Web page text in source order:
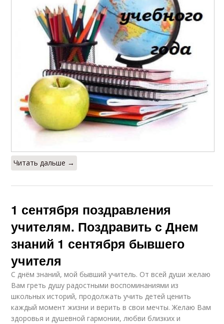
Читать дальше →
1 сентября поздравления
учителям. Поздравить с Днем
знаний 1 сентября бывшего
учителя
С днём знаний, мой бывший учитель. От всей души желаю
Вам греть душу радостными воспоминаниями из
школьных историй, продолжать учить детей ценить
каждый момент жизни и верить в свои мечты. Желаю Вам
здоровья и душевной гармонии, любви близких и